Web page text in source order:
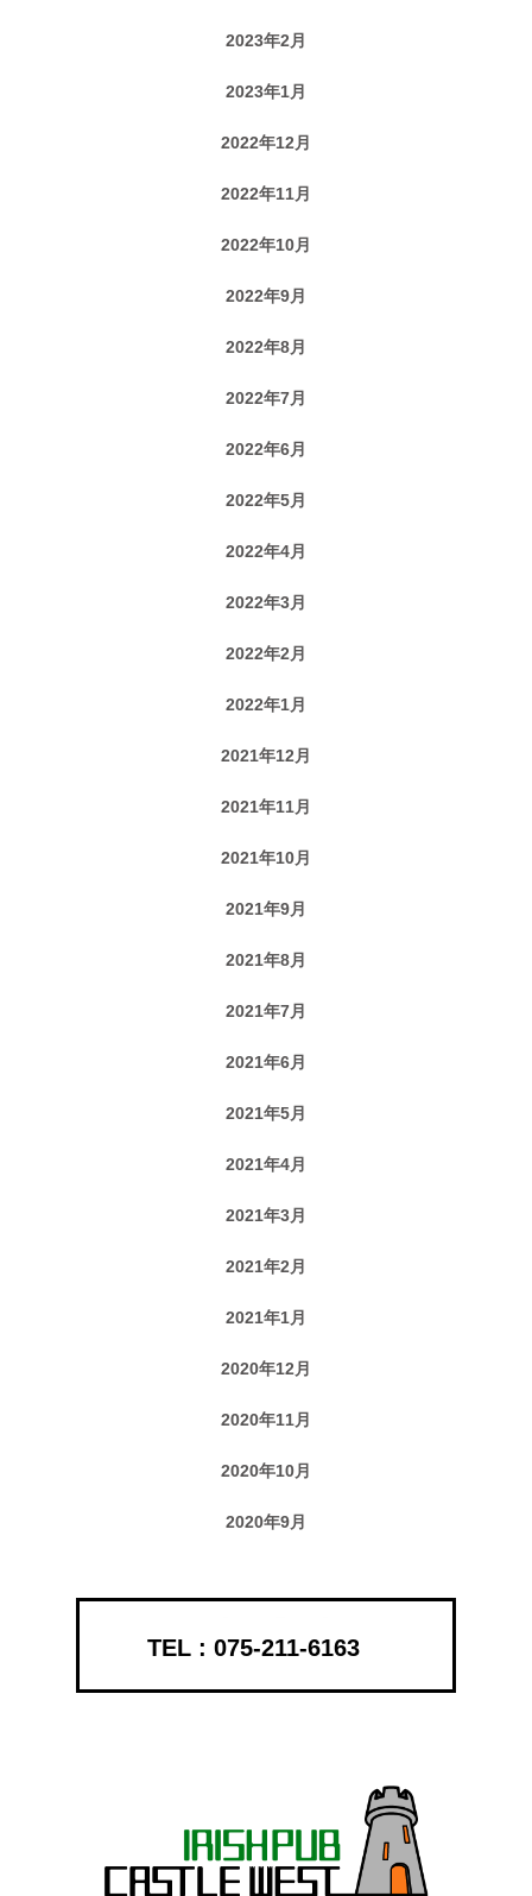
2023年2月
2023年1月
2022年12月
2022年11月
2022年10月
2022年9月
2022年8月
2022年7月
2022年6月
2022年5月
2022年4月
2022年3月
2022年2月
2022年1月
2021年12月
2021年11月
2021年10月
2021年9月
2021年8月
2021年7月
2021年6月
2021年5月
2021年4月
2021年3月
2021年2月
2021年1月
2020年12月
2020年11月
2020年10月
2020年9月
075-211-6163